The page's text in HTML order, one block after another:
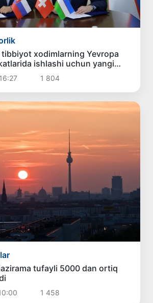
tibbiyot xodimlarning Yevropa
ishlashi uchun yangi
1 804
tufayli 5000 dan ortiq
1 458